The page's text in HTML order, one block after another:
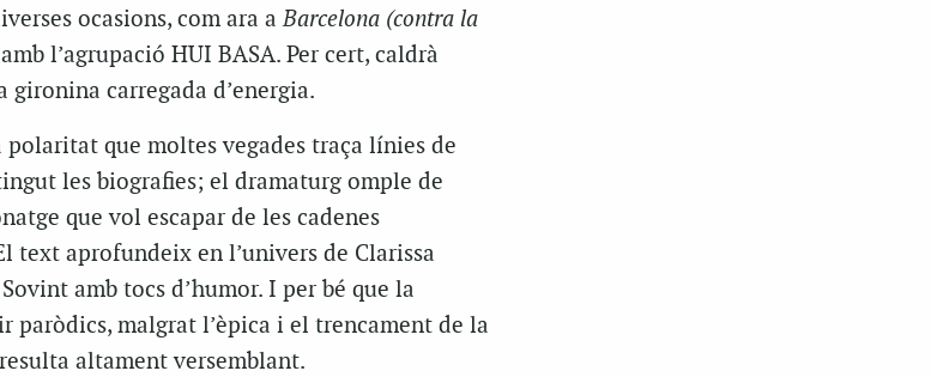
ocasions, com ara aBarcelona (contra la
l’agrupació HUI BASA. Per cert, caldrà
gironina carregada d’energia.
polaritat que moltes vegades traça línies de
les biografies; el dramaturg omple de
que vol escapar de les cadenes
text aprofundeix en l’univers de Clarissa
amb tocs d’humor. I per bé que la
paròdics, malgrat l’èpica i el trencament de la
altament versemblant.